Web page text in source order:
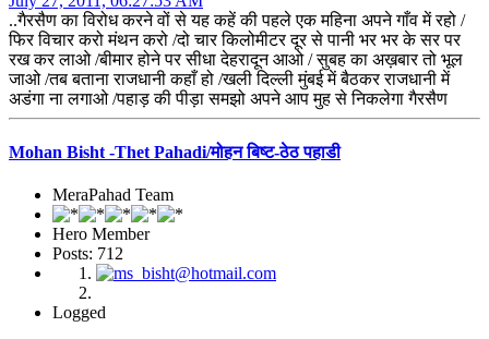
..गैरसैण का विरोध करने वों से यह कहें की पहले एक महिना अपने गाँव में रहो /
फिर विचार करो मंथन करो /दो चार किलोमीटर दूर से पानी भर भर के सर पर
रख कर लाओ /बीमार होने पर सीधा देहरादून आओ / सुबह का अख़बार तो भूल
जाओ /तब बताना राजधानी कहाँ हो /खली दिल्ली मुंबई में बैठकर राजधानी में
अडंगा ना लगाओ /पहाड़ की पीड़ा समझो अपने आप मुह से निकलेगा गैरसैण
Mohan Bisht -Thet Pahadi/मोहन बिष्ट-ठेठ पहाडी
MeraPahad Team
Hero Member
Posts: 712
Logged